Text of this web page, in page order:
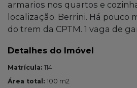
armarios nos quartos e
localização. Berrini. Há pouco
do trem da CPTM. 1 vaga de
Detalhes do Imóvel
Matrícula: 114
Área total: 100 m2